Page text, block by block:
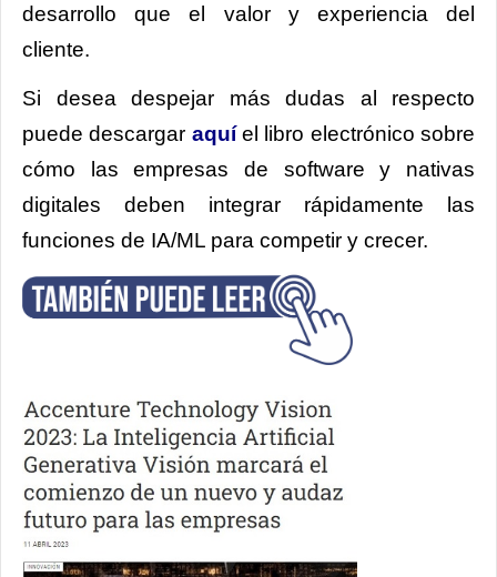
desarrollo que el valor y experiencia del
cliente.
Si desea despejar más dudas al respecto
puede descargar aquíel libro electrónico sobre
cómo las empresas de software y nativas
digitales deben integrar rápidamente las
funciones de IA/ML para competir y crecer.